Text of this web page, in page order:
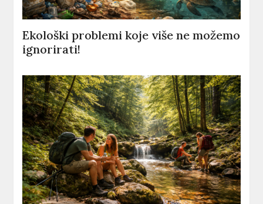
Ekološki problemi koje više ne možemo
ignorirati!